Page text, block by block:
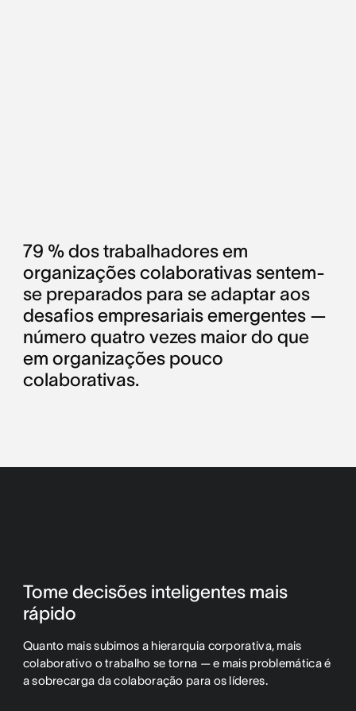
79 % dos trabalhadores em
organizações colaborativas sentem-
se preparados para se adaptar aos
desafios empresariais emergentes —
número quatro vezes maior do que
em organizações pouco
colaborativas.
Tome decisões inteligentes mais
rápido
Quanto mais subimos a hierarquia corporativa, mais
colaborativo o trabalho se torna — e mais problemática é
a sobrecarga da colaboração para os líderes.